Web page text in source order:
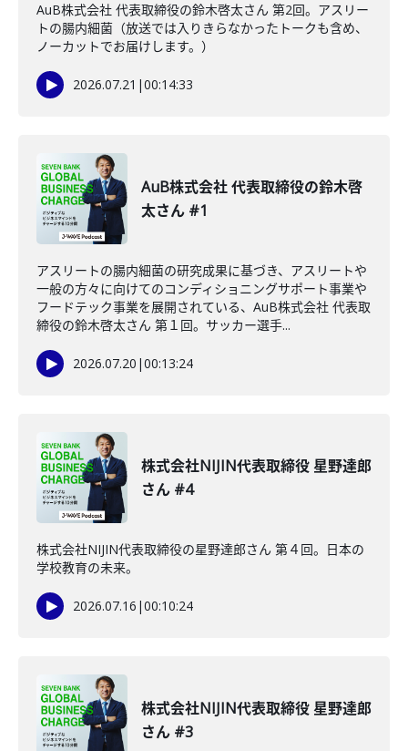
AuB株式会社 代表取締役の鈴木啓太さん 第2回。アスリー
トの腸内細菌（放送では入りきらなかったトークも含め、
ノーカットでお届けします。）
2026.07.21 |00:14:33
AuB株式会社 代表取締役の鈴木啓
太さん #1
アスリートの腸内細菌の研究成果に基づき、アスリートや
一般の方々に向けてのコンディショニングサポート事業や
フードテック事業を展開されている、AuB株式会社 代表取
締役の鈴木啓太さん 第１回。サッカー選手...
2026.07.20 |00:13:24
株式会社NIJIN代表取締役 星野達郎
さん #4
株式会社NIJIN代表取締役の星野達郎さん 第４回。日本の
学校教育の未来。
2026.07.16 |00:10:24
株式会社NIJIN代表取締役 星野達郎
さん #3